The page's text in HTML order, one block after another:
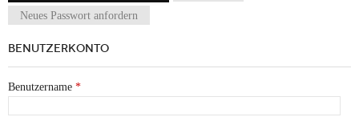
Haupt-Reiter
Neues Passwort anfordern
BENUTZERKONTO
Benutzername *